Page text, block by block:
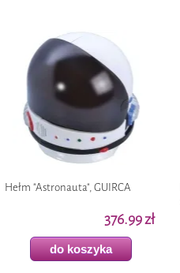
Hełm "Astronauta", GUIRCA
376.99 zł
do koszyka